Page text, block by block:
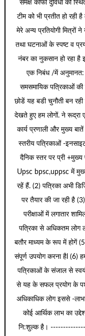
समक्ष काफी दुविधा की
टीम को भी प्रतीत हो रही
मेरे अन्य प्रतियोगी मित्रों
तथा घटनाओं के स्पष्ट व
नंबर का नुकसान हो रहा है
एक निबंध /में अनुमानत:
समसमायिक पत्रिकाओं
छोडें यह बडी चुनौती बन
देखते हुए हम लोगों. ने रूद्रा
कार्य प्रणाली और मुख्य
स्तरीय पत्रिकाओं -
दैनिक स्तर पर प्री
Upsc bpsc,uppsc में
रहें हैं. (2) पत्रिका अभी
पर तैयार की जा रही है
परीक्षाओं में लगातार
पत्रिका से अधिकतम लोग
बतौर माध्यम के रूप में होगें
संपूर्ण उपयोग करना हैl (6)
पत्रिकाओं के संजाल से स्वयं
से यह के सफल प्रयोग के
अधिकाधिक लोग इससे -
कोई आर्थिक लाभ का
नि:शुल्क है।